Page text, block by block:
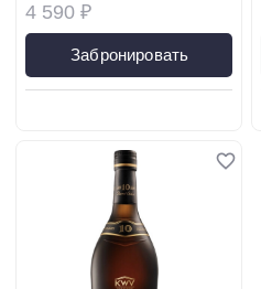
4 590 ₽
Забронировать